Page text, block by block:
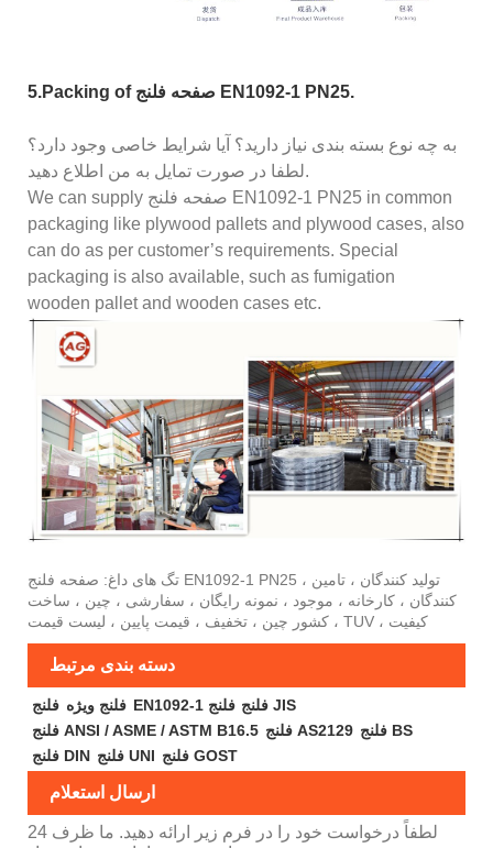
5.Packing of صفحه فلنج EN1092-1 PN25.
به چه نوع بسته بندی نیاز دارید؟ آیا شرایط خاصی وجود دارد؟
لطفا در صورت تمایل به من اطلاع دهید.
We can supply صفحه فلنج EN1092-1 PN25 in common
packaging like plywood pallets and plywood cases, also
can do as per customer’s requirements. Special
packaging is also available, such as fumigation
wooden pallet and wooden cases etc.
تگ های داغ: صفحه فلنج EN1092-1 PN25 ، تولید کنندگان ، تامین
کنندگان ، کارخانه ، موجود ، نمونه رایگان ، سفارشی ، چین ، ساخت
کشور چین ، تخفیف ، قیمت پایین ، لیست قیمت ، TUV ، کیفیت
دسته بندی مرتبط
فلنج فلنج ویژه EN1092-1 فلنج
فلنج JIS
فلنج ANSI / ASME / ASTM B16.5
فلنج AS2129
فلنج BS
فلنج DIN
فلنج UNI فلنج GOST
ارسال استعلام
لطفاً درخواست خود را در فرم زیر ارائه دهید. ما ظرف 24